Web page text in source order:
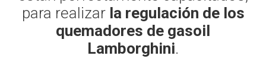
para realizar la regulación de los
quemadores de gasoil
Lamborghini.